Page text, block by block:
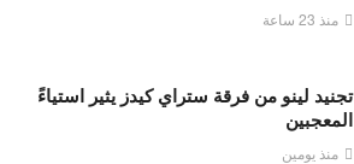
منذ 23 ساعة
تجنيد لينو من فرقة ستراي كيدز يثير استياءً
المعجبين
منذ يومين